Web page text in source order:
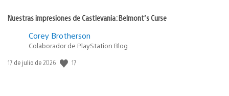
Nuestras impresiones de Castlevania: Belmont’s Curse
Corey Brotherson
Colaborador de PlayStation Blog
Fecha
17 de julio de 2026 17